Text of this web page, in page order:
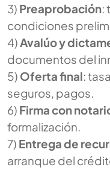
3) Preaprobación:
condiciones
4) Avalúo y
documentos del
5) Oferta final:
seguros, pagos.
6) Firma con
formalización.
7) Entrega de
arranque del